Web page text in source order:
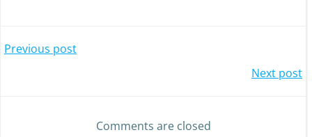
Previous post
Next post
Comments are closed